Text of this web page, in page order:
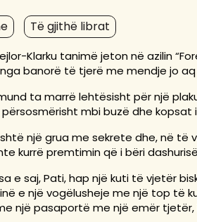
Të gjithë librat
Klarku tanimë jeton në azilin
banorë të tjerë me mendje jo
ta marrë lehtësisht për një
mbi buzë dhe kopsat
një grua me sekrete dhe, në të
kurrë premtimin që i bëri
e saj, Pati, hap një kuti të vjetër
e një vogëlusheje me një top të
një pasaportë me një emër tjetër,